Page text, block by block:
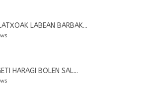
LABEAN BARBAK...
HARAGI BOLEN SAL...